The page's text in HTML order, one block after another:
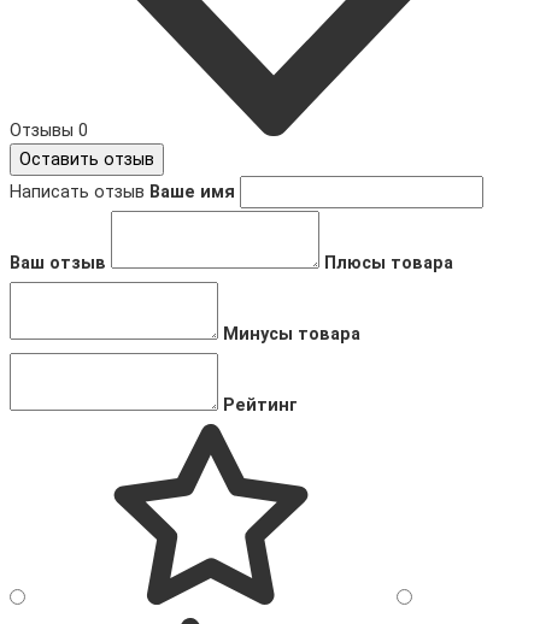
Отзывы 0
Оставить отзыв
Написать отзыв Ваше имя
Ваш отзыв Плюсы товара
Минусы товара
Рейтинг